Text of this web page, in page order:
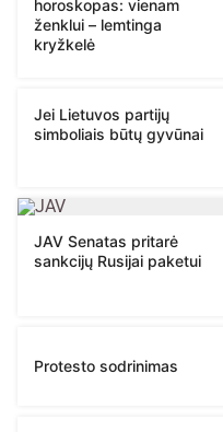
horoskopas: vienam
ženklui – lemtinga
kryžkelė
Jei Lietuvos partijų
simboliais būtų gyvūnai
JAV Senatas pritarė
sankcijų Rusijai paketui
Protesto sodrinimas